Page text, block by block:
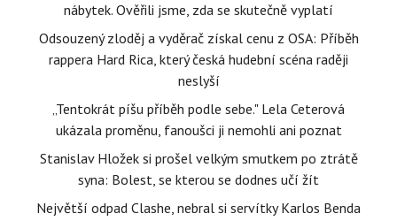
nábytek. Ověřili jsme, zda se skutečně vyplatí
Odsouzený zloděj a vyděrač získal cenu z OSA: Příběh
rappera Hard Rica, který česká hudební scéna raději
neslyší
„Tentokrát píšu příběh podle sebe." Lela Ceterová
ukázala proměnu, fanoušci ji nemohli ani poznat
Stanislav Hložek si prošel velkým smutkem po ztrátě
syna: Bolest, se kterou se dodnes učí žít
Největší odpad Clashe, nebral si servítky Karlos Benda